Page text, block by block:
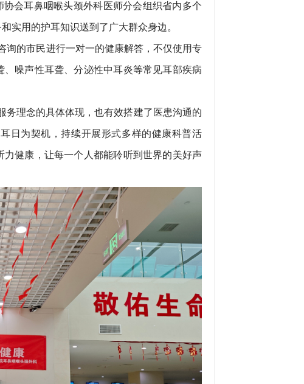
会耳鼻咽喉头颈外科医师分会组织省内多个
实用的护耳知识送到了广大群众身边。
询的市民进行一对一的健康解答，不仅使用专
噪声性耳聋、分泌性中耳炎等常见耳部疾病
务理念的具体体现，也有效搭建了医患沟通的
日为契机，持续开展形式多样的健康科普活
健康，让每一个人都能聆听到世界的美好声